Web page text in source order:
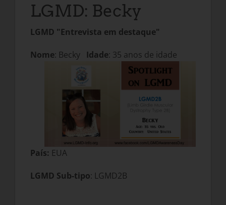
LGMD: Becky
LGMD "Entrevista em destaque"
Nome: Becky Idade: 35 anos de idade
País: EUA
LGMD Sub-tipo: LGMD2B